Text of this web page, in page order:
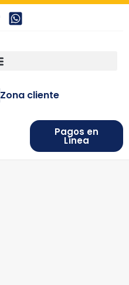
Zona cliente
Pagos en
Línea